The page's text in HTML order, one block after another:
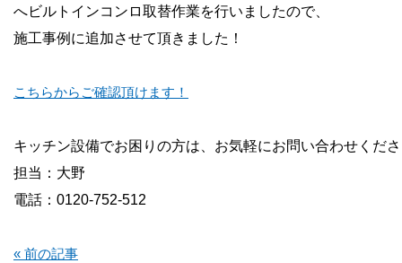
へビルトインコンロ取替作業を行いましたので、
施工事例に追加させて頂きました！
こちらからご確認頂けます！
キッチン設備でお困りの方は、お気軽にお問い合わせくだ
担当：大野
電話：0120-752-512
« 前の記事